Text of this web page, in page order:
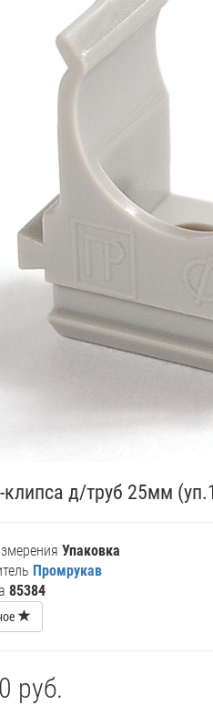
д/труб 25мм
Упаковка
Промрукав
85384
руб.